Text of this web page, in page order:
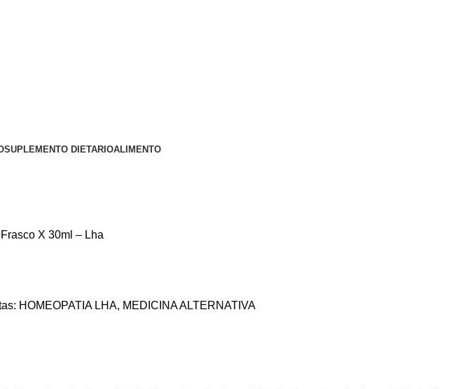
SUPLEMENTO DIETARIOALIMENTO
X 30ml – Lha
HOMEOPATIA LHA, MEDICINA ALTERNATIVA